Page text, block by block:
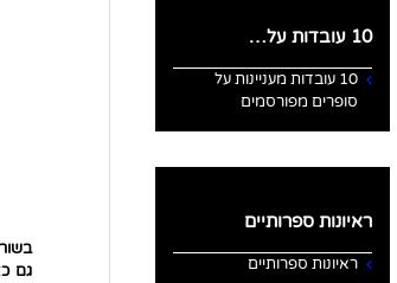
גם
10 עובדות על…
10 עובדות מעניינות על
סופרים מפורסמים
ראיונות ספרותיים
ראיונות ספרותיים